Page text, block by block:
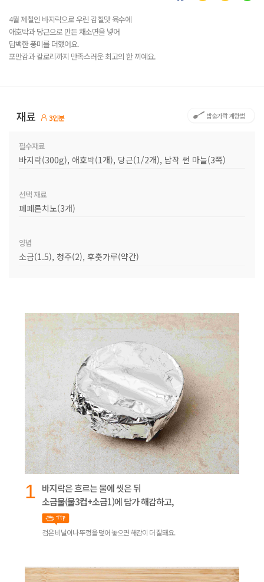
4월 제철인 바지락으로 우린 감칠맛 육수에
애호박과 당근으로 만든 채소면을 넣어
담백한 풍미를 더했어요.
포만감과 칼로리까지 만족스러운 최고의 한 끼예요.
재료 3인분 밥숟가락 계량법
필수재료
바지락(300g), 애호박(1개), 당근(1/2개), 납작 썬 마늘(3쪽)
선택 재료
페페론치노(3개)
양념
소금(1.5), 청주(2), 후춧가루(약간)
1 바지락은 흐르는 물에 씻은 뒤
소금물(물3컵+소금1)에 담가 해감하고,
검은 비닐이나 뚜껑을 덮어 놓으면 해감이 더 잘돼요.